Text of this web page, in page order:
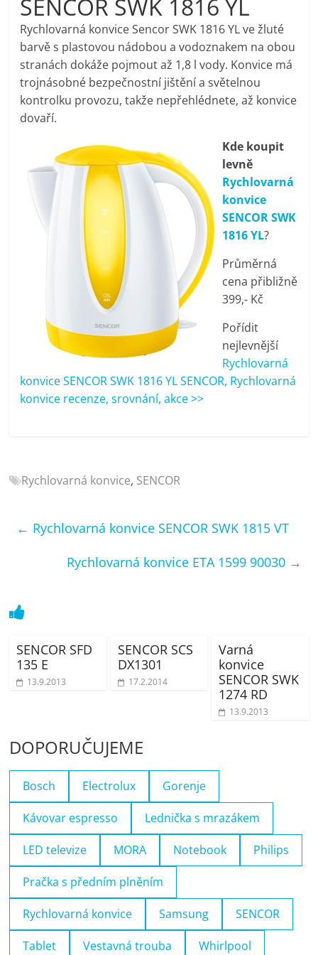
pračky,
televize,
notebooky,
mobilní
telefony,
kávovary,
bazény
porovnání
recenze,
pračky,
kávovary,
SENCOR SWK 1816 YL
Rychlovarná konvice Sencor SWK 1816 YL ve žluté
barvě s plastovou nádobou a vodoznakem na obou
stranách dokáže pojmout až 1,8 l vody. Konvice má
trojnásobné bezpečnostní jištění a světelnou
kontrolku provozu, takže nepřehlédnete, až konvice
dovaří.
Kde koupit
levně
Rychlovarná
konvice
SENCOR SWK
1816 YL?
Průměrná
cena přibližně
399,- Kč
Pořídit
nejlevnější
Rychlovarná
konvice SENCOR SWK 1816 YL SENCOR, Rychlovarná
konvice recenze, srovnání, akce >>
Rychlovarná konvice, SENCOR
← Rychlovarná konvice SENCOR SWK 1815 VT
Rychlovarná konvice ETA 1599 90030 →
SENCOR SFD
135 E
13.9.2013
SENCOR SCS
DX1301
17.2.2014
Varná
konvice
SENCOR SWK
1274 RD
13.9.2013
DOPORUČUJEME
Bosch Electrolux Gorenje
Kávovar espresso Lednička s mrazákem
LED televize MORA Notebook Philips
Pračka s předním plněním
Rychlovarná konvice Samsung SENCOR
Tablet Vestavná trouba Whirlpool